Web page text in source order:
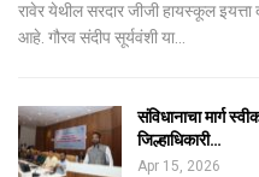
रावेर येथील सरदार जीजी हायस्कूल
आहे. गौरव संदीप सूर्यवंशी या…
संविधानाचा मार्ग
जिल्हाधिकारी…
Apr 15, 2026